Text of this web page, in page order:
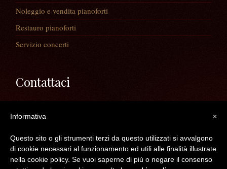
Noleggio e vendita pianoforti
Restauro pianoforti
Servizio concerti
Contattaci
30020 Noventa di Piave (VE)
Mail: info@longatopianoforti.it
ORARI DEL NEGOZIO
×
Informativa
Questo sito o gli strumenti terzi da questo utilizzati si avvalgono
di cookie necessari al funzionamento ed utili alle finalità illustrate
nella cookie policy. Se vuoi saperne di più o negare il consenso